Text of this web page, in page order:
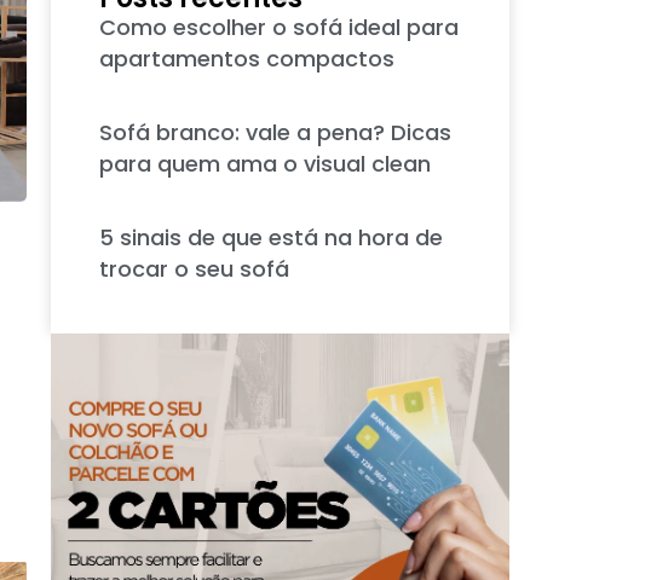
Como escolher o sofá ideal para
apartamentos compactos
Sofá branco: vale a pena? Dicas
para quem ama o visual clean
5 sinais de que está na hora de
trocar o seu sofá